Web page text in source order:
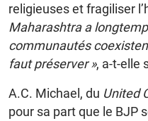
religieuses et fragiliser
Maharashtra a
communautés
faut préserver », a-t-elle
A.C. Michael, du United
pour sa part que le BJP